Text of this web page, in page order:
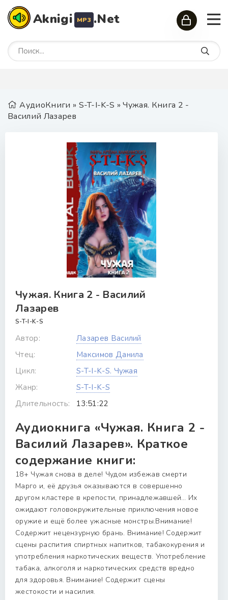
Aknigi MP3 .Net
АудиоКниги » S-T-I-K-S » Чужая. Книга 2 -
Василий Лазарев
Чужая. Книга 2 - Василий
Лазарев
S-T-I-K-S
Автор:
Лазарев Василий
Чтец:
Максимов Данила
Цикл:
S-T-I-K-S. Чужая
Жанр:
S-T-I-K-S
Длительность:
13:51:22
Аудиокнига «Чужая. Книга 2 -
Василий Лазарев». Краткое
содержание книги:
18+ Чужая снова в деле! Чудом избежав смерти
Марго и, её друзья оказываются в совершенно
другом кластере в крепости, принадлежавшей… Их
ожидают головокружительные приключения новое
оружие и ещё более ужасные монстры.Внимание!
Содержит нецензурную брань. Внимание! Содержит
сцены распития спиртных напитков, табакокурения и
употребления наркотических веществ. Употребление
табака, алкоголя и наркотических средств вредно
для здоровья. Внимание! Содержит сцены
жестокости и насилия.